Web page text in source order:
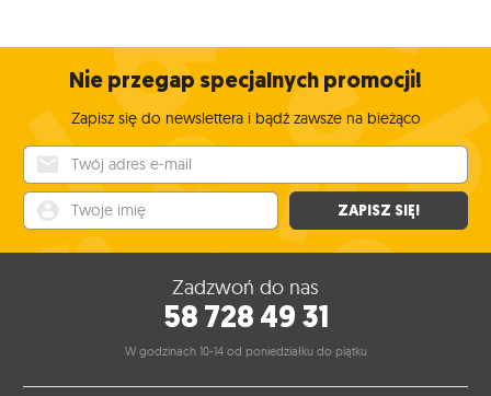
Nie przegap specjalnych promocji!
Zapisz się do newslettera i bądź zawsze na bieżąco
ZAPISZ SIĘ!
Zadzwoń do nas
58 728 49 31
W godzinach 10-14 od poniedziałku do piątku